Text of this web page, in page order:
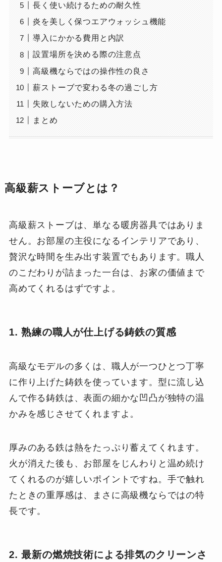
長く使い続けるための耐久性
炎を美しく保つエアウォッシュ機能
導入にかかる費用と内訳
設置場所を決める際の注意点
高級機ならではの操作性の良さ
薪ストーブで変わる冬の過ごし方
失敗しないための購入方法
まとめ
高級薪ストーブとは？
高級薪ストーブは、単なる暖房器具ではありま
せん。お部屋の主役になるインテリアであり、
贅沢な時間を生み出す装置でもあります。職人
のこだわりが詰まった一台は、お家の価値まで
高めてくれるはずですよ。
1. 熟練の職人が仕上げる鋳鉄の質感
高級なモデルの多くは、職人が一つひとつ丁寧
に作り上げた鋳鉄を使っています。型に流し込
んで作る鋳鉄は、表面の細かな凹凸が独特の温
かみを感じさせてくれますよ。
厚みのある鉄は熱をたっぷり蓄えてくれます。
火が消えた後も、お部屋をじんわりと温め続け
てくれるのが嬉しいポイントですね。手で触れ
たときの重厚感は、まさに高級機ならではの特
長です。
2. 最新の燃焼技術による排気のクリーンさ